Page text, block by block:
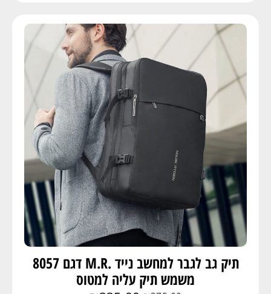
תיק גב לגבר למחשב נייד .M.R דגם 8057
משמש תיק עליה למטוס